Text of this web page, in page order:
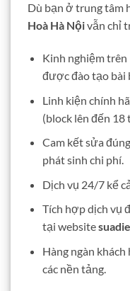
Dù bạn ở trung tâm
Hoà Hà Nộivẫn chỉ
Kinh nghiệm trên
được đào tạo bài
Linh kiện chính
(block lên đến 18
Cam kết sửa
phát sinh chi phí.
Dịch vụ 24/7 kể
Tích hợp dịch vụ
tại website
Hàng ngàn khách
các nền tảng.